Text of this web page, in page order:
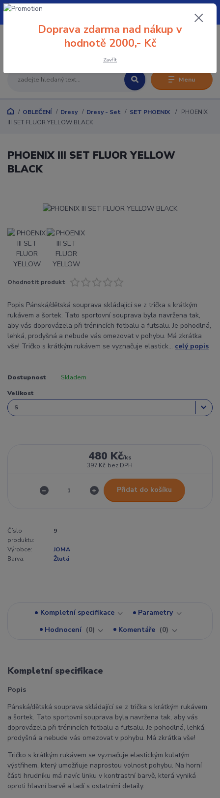
Menu
+420 608 032 114
OBLEČENÍ Dresy Dresy - Set SET PHOENIX
PHOENIX
III SET FLUOR YELLOW BLACK
PHOENIX III SET FLUOR YELLOW
BLACK
Ohodnotit produkt
Popis Pánská/dětská souprava skládající se z trička s krátkým
rukávem a šortek. Tato sportovní souprava byla navržena tak,
aby vás doprovázela při trénincích fotbalu a futsalu. Je pohodlná,
lehká, prodyšná a nebude vás omezovat v pohybu. Má zkrátka
vše! Tričko s krátkým rukávem se vyznačuje elastick... celý popis
Dostupnost Skladem
Velikost
480 Kč/ks
397 Kč bez DPH
Přidat do košíku
Číslo
produktu:
9
Výrobce:
JOMA
Barva:
Žlutá
Kompletní specifikace
Parametry
Hodnocení
0 Komentáře 0
Kompletní specifikace
Popis
Pánská/dětská souprava skládající se z trička s krátkým rukávem
a šortek. Tato sportovní souprava byla navržena tak, aby vás
doprovázela při trénincích fotbalu a futsalu. Je pohodlná, lehká,
prodyšná a nebude vás omezovat v pohybu. Má zkrátka vše!
Tričko s krátkým rukávem se vyznačuje elastickým kulatým
výstřihem, který umožňuje naprostou volnost pohybu. Na horní
části hrudníku má navíc linku v kontrastní barvě, která vyniká
oproti hlavní barvě a ladí s ostatními detaily.
Doprava zdarma nad nákup v
hodnotě 2000,- Kč
Zavřít